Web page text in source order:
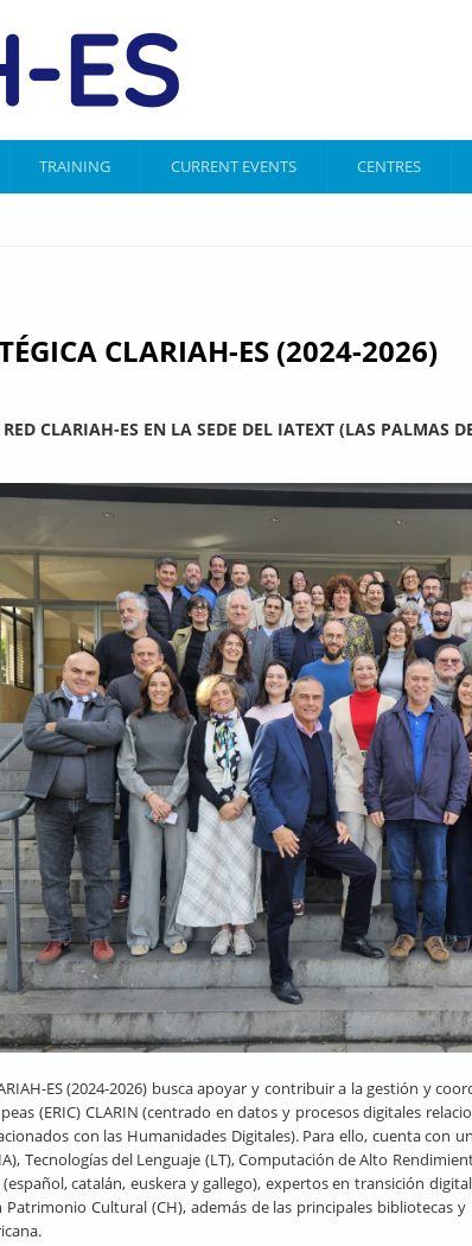
TRAINING CURRENT EVENTS CENTRES
CLARIAH-ES (2024-2026)
CLARIAH-ES EN LA SEDE DEL IATEXT (LAS PALMAS
ES (2024-2026) busca apoyar y contribuir a la gestión y
(ERIC) CLARIN (centrado en datos y procesos digitales
con las Humanidades Digitales). Para ello, cuenta
Tecnologías del Lenguaje (LT), Computación de Alto
catalán, euskera y gallego), expertos en transición
Cultural (CH), además de las principales bibliotecas